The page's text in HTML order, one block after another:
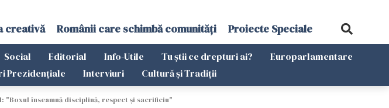
creativă Românii care schimbă comunități Proiecte Speciale
Social Editorial Info-Utile Tu știi ce drepturi ai?
Europarlamentare
Prezidențiale Interviuri Cultură și Tradiții
"Boxul înseamnă disciplină, respect și sacrificiu"